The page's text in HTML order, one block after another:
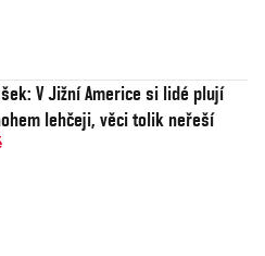
V Jižní Americe si lidé plují
lehčeji, věci tolik neřeší